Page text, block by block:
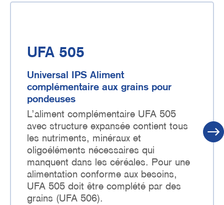
UFA 505
Universal IPS Aliment
complémentaire aux grains pour
pondeuses
L’aliment complémentaire UFA 505
avec structure expansée contient tous
les nutriments, minéraux et
oligoéléments nécessaires qui
manquent dans les céréales. Pour une
alimentation conforme aux besoins,
UFA 505 doit être complété par des
grains (UFA 506).